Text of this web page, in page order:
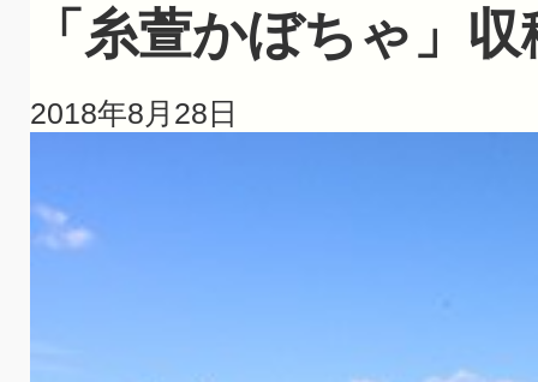
「糸萱かぼちゃ」
2018年8月28日